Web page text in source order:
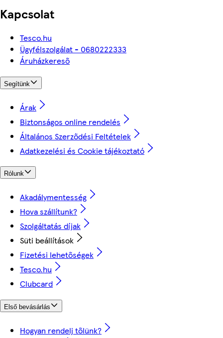
Kapcsolat
Tesco.hu
Ügyfélszolgálat - 0680222333
Áruházkereső
Segítünk
Árak
Biztonságos online rendelés
Általános Szerződési Feltételek
Adatkezelési és Cookie tájékoztató
Rólunk
Akadálymentesség
Hova szállítunk?
Szolgáltatás díjak
Süti beállítások
Fizetési lehetőségek
Tesco.hu
Clubcard
Első bevásárlás
Hogyan rendelj tőlünk?